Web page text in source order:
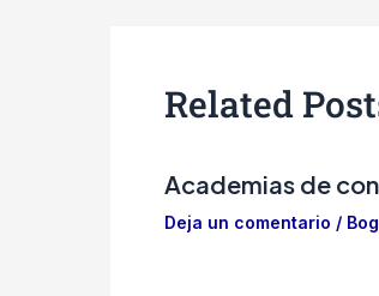
Related
Academias de
Deja un comentario /